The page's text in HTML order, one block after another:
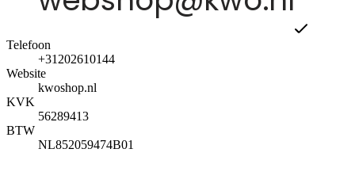
Telefoon
+31202610144
Website
kwoshop.nl
KVK
56289413
BTW
NL852059474B01